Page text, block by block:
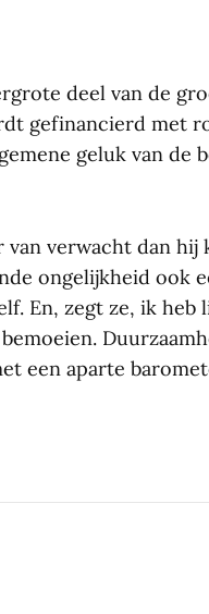
deel van de
gefinancierd met
geluk van de
van verwacht dan hij
ongelijkheid ook
En, zegt ze, ik heb
een aparte